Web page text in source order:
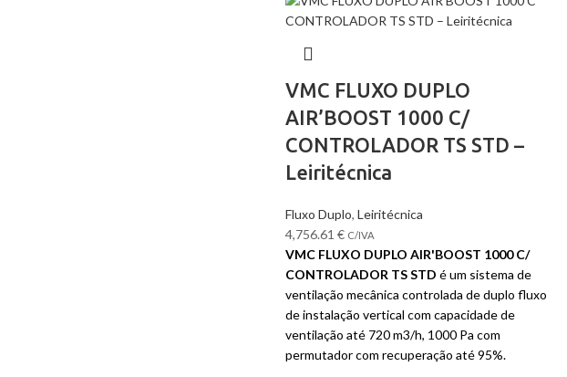
VMC FLUXO DUPLO
AIR’BOOST 1000 C/
CONTROLADOR TS STD –
Leiritécnica
Fluxo Duplo, Leiritécnica
4,756.61 € C/IVA
VMC FLUXO DUPLO AIR'BOOST 1000 C/
CONTROLADOR TS STD é um sistema de
ventilação mecânica controlada de duplo fluxo
de instalação vertical com capacidade de
ventilação até 720 m3/h, 1000 Pa com
permutador com recuperação até 95%.